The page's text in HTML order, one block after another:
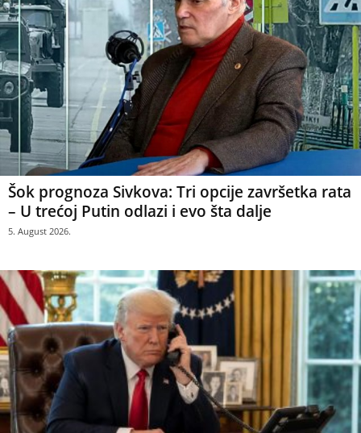
Šok prognoza Sivkova: Tri opcije završetka rata
– U trećoj Putin odlazi i evo šta dalje
5. August 2026.